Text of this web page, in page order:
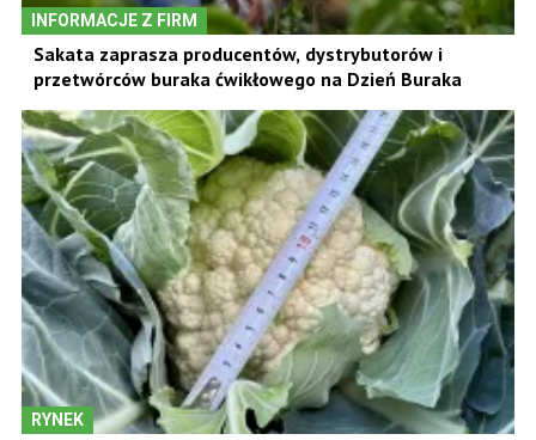
INFORMACJE Z FIRM
Sakata zaprasza producentów, dystrybutorów i
przetwórców buraka ćwikłowego na Dzień Buraka
RYNEK